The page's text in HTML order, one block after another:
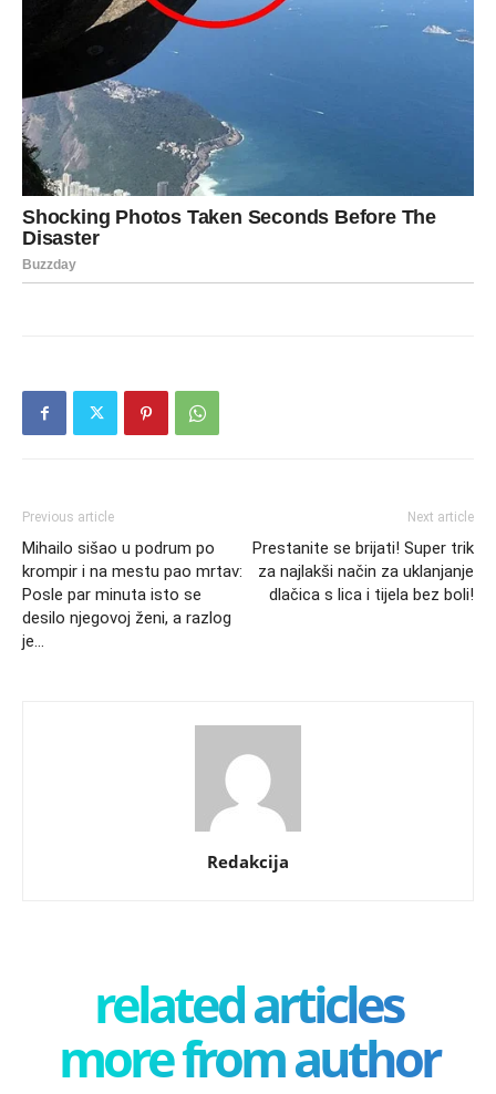
Previous article
Mihailo sišao u podrum po
krompir i na mestu pao mrtav:
Posle par minuta isto se
desilo njegovoj ženi, a razlog
je…
Next article
Prestanite se brijati! Super trik
za najlakši način za uklanjanje
dlačica s lica i tijela bez boli!
Redakcija
related articles
more from author